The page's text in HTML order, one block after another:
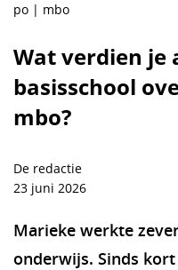
po mbo
Wat verdien je
basisschool
mbo?
De redactie
23 juni 2026
Marieke werkte
onderwijs. Sinds